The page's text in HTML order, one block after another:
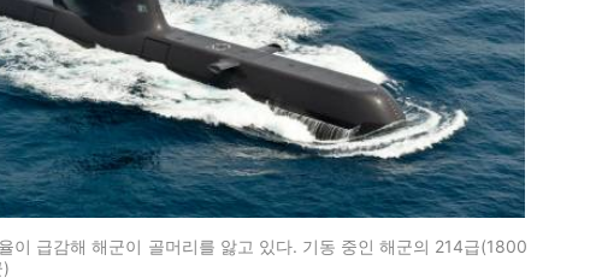
이 급감해 해군이 골머리를 앓고 있다. 기동 중인 해군의 214급(1800